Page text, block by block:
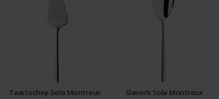
Taartschep Sola Montreux Slavork Sola Montreux